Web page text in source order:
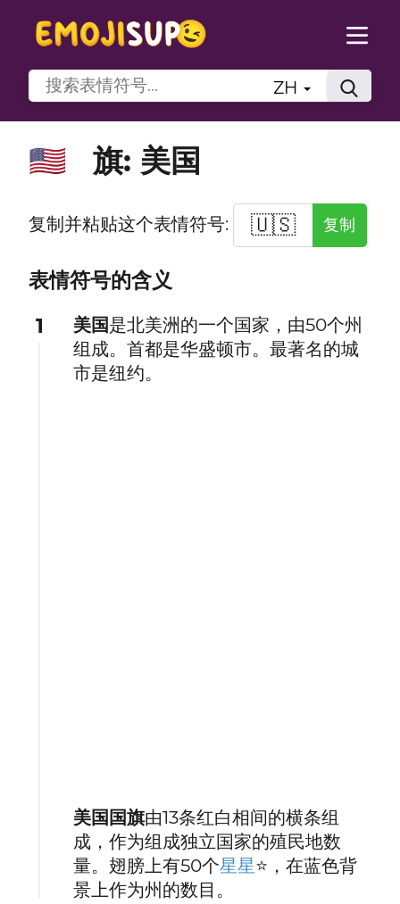
ZH
🇺🇸 旗: 美国
复制并粘贴这个表情符号: 🇺🇸 复制
表情符号的含义
1
美国是北美洲的一个国家，由50个州
组成。首都是华盛顿市。最著名的城
市是纽约。
美国国旗由13条红白相间的横条组
成，作为组成独立国家的殖民地数
量。翅膀上有50个星星⭐，在蓝色背
景上作为州的数目。